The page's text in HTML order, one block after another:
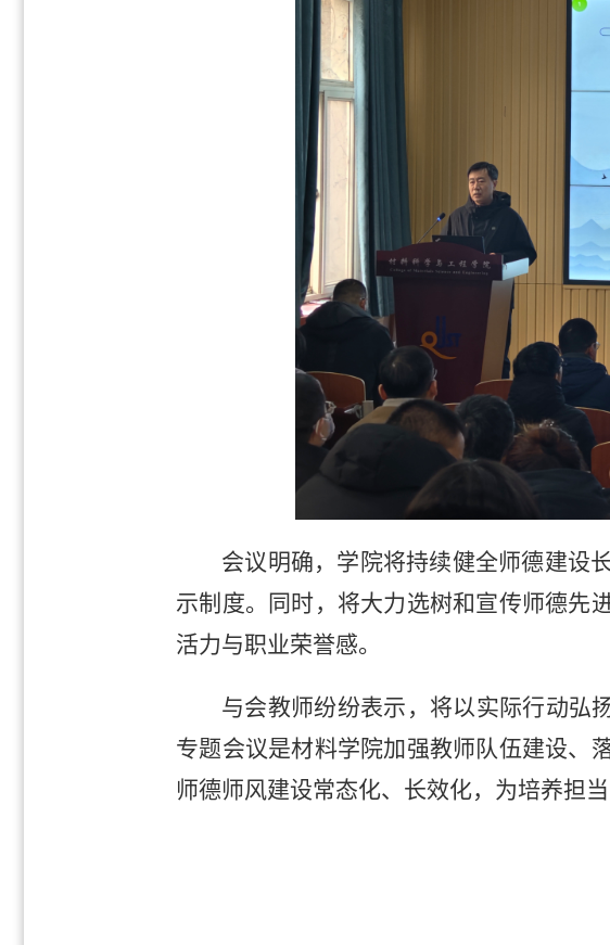
会议明确，学院将持续健全师德建设
示制度。同时，将大力选树和宣传师德先
活力与职业荣誉感。
与会教师纷纷表示，将以实际行动弘
专题会议是材料学院加强教师队伍建设、
师德师风建设常态化、长效化，为培养担